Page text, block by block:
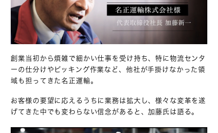
創業当初から煩雑で細かい仕事を受け持ち、特に物流センタ
ーの仕分けやピッキング作業など、他社が手掛けなかった領
域も担ってきた名正運輸。
お客様の要望に応えるうちに業務は拡大し、様々な変革を遂
げてきた中でも変わらない信念があると、加藤氏は語る。